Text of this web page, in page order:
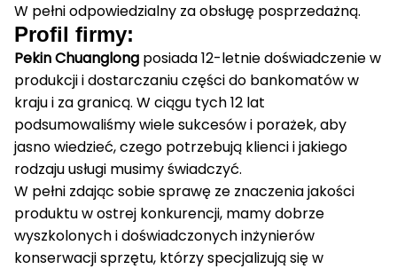
W pełni odpowiedzialny za obsługę posprzedażną.
Profil firmy:
Pekin Chuanglong posiada 12-letnie doświadczenie w
produkcji i dostarczaniu części do bankomatów w
kraju i za granicą. W ciągu tych 12 lat
podsumowaliśmy wiele sukcesów i porażek, aby
jasno wiedzieć, czego potrzebują klienci i jakiego
rodzaju usługi musimy świadczyć.
W pełni zdając sobie sprawę ze znaczenia jakości
produktu w ostrej konkurencji, mamy dobrze
wyszkolonych i doświadczonych inżynierów
konserwacji sprzętu, którzy specjalizują się w